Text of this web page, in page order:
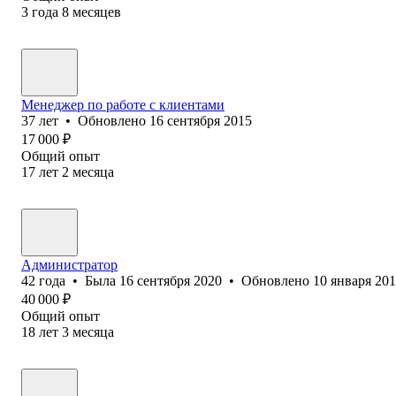
3 года 8 месяцев
Менеджер по работе с клиентами
37 лет • Обновлено 16 сентября 2015
17 000 ₽
Общий опыт
17 лет 2 месяца
Администратор
42 года • Была 16 сентября 2020 • Обновлено 10 января
40 000 ₽
Общий опыт
18 лет 3 месяца